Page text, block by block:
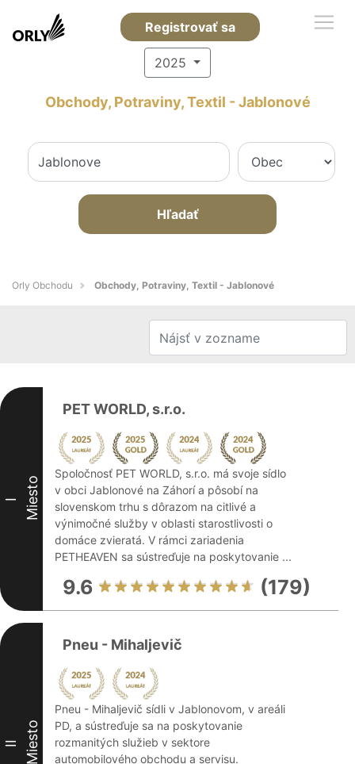
Registrovať sa
2025
Obchody, Potraviny, Textil - Jablonové
Hľadať
Orly Obchodu Obchody, Potraviny, Textil - Jablonové
I Miesto
PET WORLD, s.r.o.
Spoločnosť PET WORLD, s.r.o. má svoje sídlo
v obci Jablonové na Záhorí a pôsobí na
slovenskom trhu s dôrazom na citlivé a
výnimočné služby v oblasti starostlivosti o
domáce zvieratá. V rámci zariadenia
PETHEAVEN sa sústreďuje na poskytovanie ...
9.6 (179)
II Miesto
Pneu - Mihaljevič
Pneu - Mihaljevič sídli v Jablonovom, v areáli
PD, a sústreďuje sa na poskytovanie
rozmanitých služieb v sektore
automobilového obchodu a servisu.